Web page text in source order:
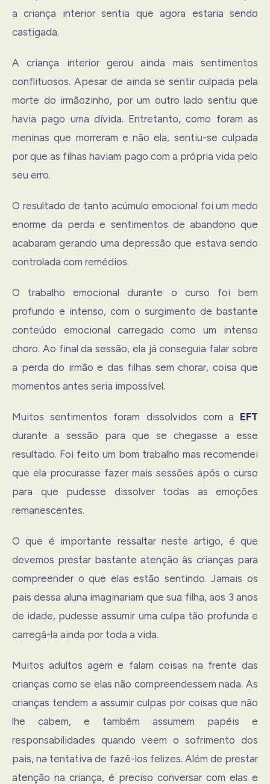
a criança interior sentia que agora estaria sendo
castigada.
A criança interior gerou ainda mais sentimentos
conflituosos. Apesar de ainda se sentir culpada pela
morte do irmãozinho, por um outro lado sentiu que
havia pago uma dívida. Entretanto, como foram as
meninas que morreram e não ela, sentiu-se culpada
por que as filhas haviam pago com a própria vida pelo
seu erro.
O resultado de tanto acúmulo emocional foi um medo
enorme da perda e sentimentos de abandono que
acabaram gerando uma depressão que estava sendo
controlada com remédios.
O trabalho emocional durante o curso foi bem
profundo e intenso, com o surgimento de bastante
conteúdo emocional carregado como um intenso
choro. Ao final da sessão, ela já conseguia falar sobre
a perda do irmão e das filhas sem chorar, coisa que
momentos antes seria impossível.
Muitos sentimentos foram dissolvidos com a EFT
durante a sessão para que se chegasse a esse
resultado. Foi feito um bom trabalho mas recomendei
que ela procurasse fazer mais sessões após o curso
para que pudesse dissolver todas as emoções
remanescentes.
O que é importante ressaltar neste artigo, é que
devemos prestar bastante atenção às crianças para
compreender o que elas estão sentindo. Jamais os
pais dessa aluna imaginariam que sua filha, aos 3 anos
de idade, pudesse assumir uma culpa tão profunda e
carregá-la ainda por toda a vida.
Muitos adultos agem e falam coisas na frente das
crianças como se elas não compreendessem nada. As
crianças tendem a assumir culpas por coisas que não
lhe cabem, e também assumem papéis e
responsabilidades quando veem o sofrimento dos
pais, na tentativa de fazê-los felizes. Além de prestar
atenção na criança, é preciso conversar com elas e